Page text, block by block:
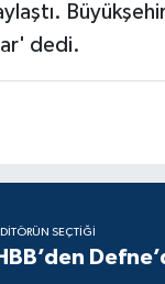
dedi.
SEÇTIĞI